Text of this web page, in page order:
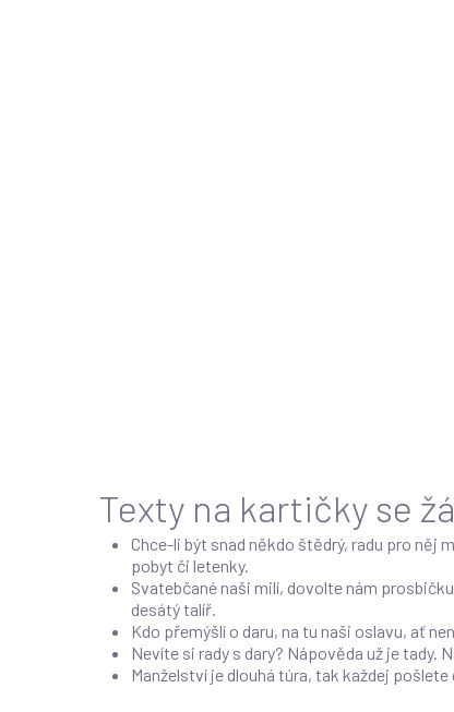
Texty na kartičky se
Chce-li být snad někdo štědrý, radu pro něj
pobyt či letenky.
Svatebčané naši milí, dovolte nám
desátý talíř.
Kdo přemýšlí o daru, na tu naši oslavu, ať
Nevíte si rady s dary? Nápověda už je
Manželství je dlouhá túra, tak každej